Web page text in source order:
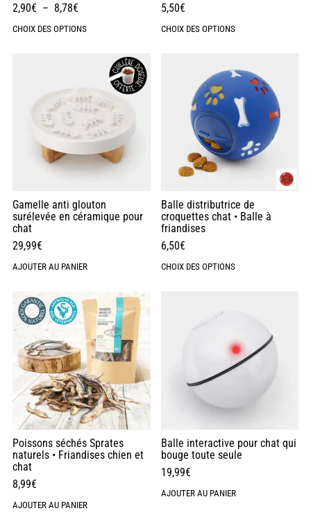
2,90€ – 8,78€
CHOIX DES OPTIONS
5,50€
CHOIX DES OPTIONS
Gamelle anti glouton
surélevée en céramique pour
chat
29,99€
AJOUTER AU PANIER
Balle distributrice de
croquettes chat • Balle à
friandises
6,50€
CHOIX DES OPTIONS
Poissons séchés Sprates
naturels • Friandises chien et
chat
8,99€
AJOUTER AU PANIER
Balle interactive pour chat qui
bouge toute seule
19,99€
AJOUTER AU PANIER